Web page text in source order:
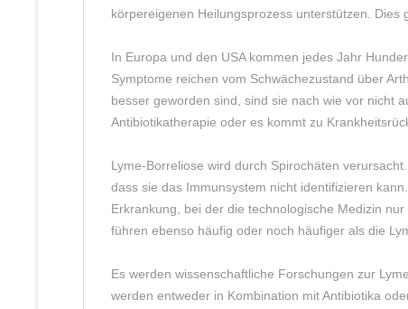
körpereigenen Heilungsprozess unterstützen. Dies
In Europa und den USA kommen jedes Jahr
Symptome reichen vom Schwächezustand über
besser geworden sind, sind sie nach wie vor nicht
Antibiotikatherapie oder es kommt zu
Lyme-Borreliose wird durch Spirochäten
dass sie das Immunsystem nicht identifizieren
Erkrankung, bei der die technologische Medizin
führen ebenso häufig oder noch häufiger als die
Es werden wissenschaftliche Forschungen zur
werden entweder in Kombination mit Antibiotika